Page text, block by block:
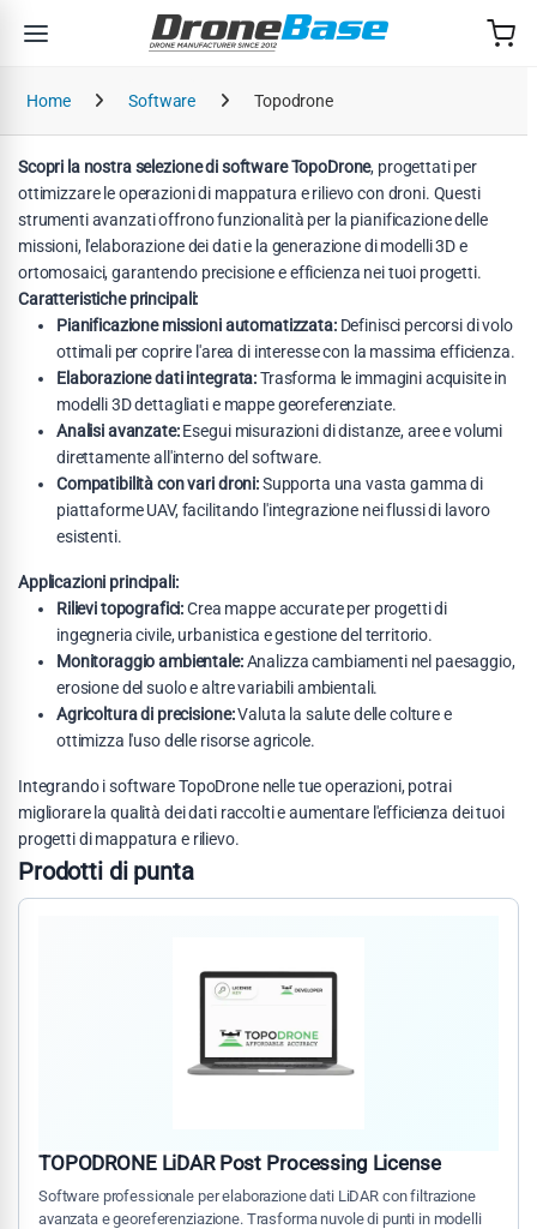
Home Software Topodrone
Scopri la nostra selezione di software TopoDrone, progettati per
ottimizzare le operazioni di mappatura e rilievo con droni. Questi
strumenti avanzati offrono funzionalità per la pianificazione delle
missioni, l'elaborazione dei dati e la generazione di modelli 3D e
ortomosaici, garantendo precisione e efficienza nei tuoi progetti.
Caratteristiche principali:
Pianificazione missioni automatizzata:Definisci percorsi di volo
ottimali per coprire l'area di interesse con la massima efficienza.
Elaborazione dati integrata:Trasforma le immagini acquisite in
modelli 3D dettagliati e mappe georeferenziate.
Analisi avanzate:Esegui misurazioni di distanze, aree e volumi
direttamente all'interno del software.
Compatibilità con vari droni:Supporta una vasta gamma di
piattaforme UAV, facilitando l'integrazione nei flussi di lavoro
esistenti.
Applicazioni principali:
Rilievi topografici:Crea mappe accurate per progetti di
ingegneria civile, urbanistica e gestione del territorio.
Monitoraggio ambientale:Analizza cambiamenti nel paesaggio,
erosione del suolo e altre variabili ambientali.
Agricoltura di precisione:Valuta la salute delle colture e
ottimizza l'uso delle risorse agricole.
Integrando i software TopoDrone nelle tue operazioni, potrai
migliorare la qualità dei dati raccolti e aumentare l'efficienza dei tuoi
progetti di mappatura e rilievo.
Prodotti di punta
TOPODRONE LiDAR Post Processing License
Software professionale per elaborazione dati LiDAR con filtrazione
avanzata e georeferenziazione. Trasforma nuvole di punti in modelli